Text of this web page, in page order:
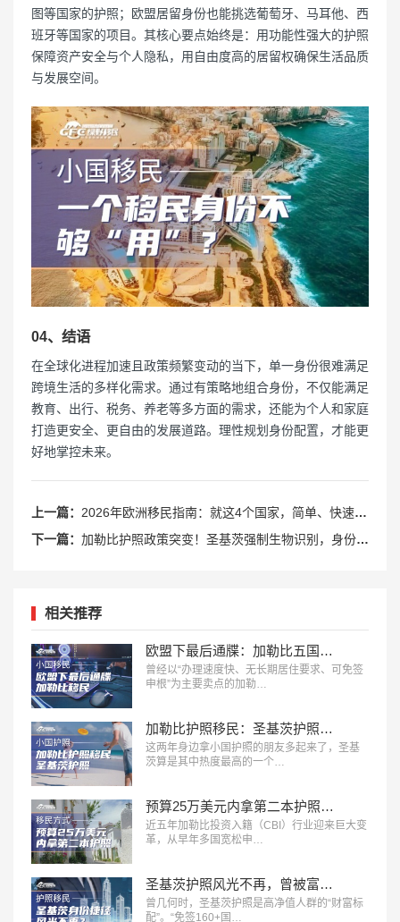
图等国家的护照；欧盟居留身份也能挑选葡萄牙、马耳他、西
班牙等国家的项目。其核心要点始终是：用功能性强大的护照
保障资产安全与个人隐私，用自由度高的居留权确保生活品质
与发展空间。
04、结语
在全球化进程加速且政策频繁变动的当下，单一身份很难满足
跨境生活的多样化需求。通过有策略地组合身份，不仅能满足
教育、出行、税务、养老等多方面的需求，还能为个人和家庭
打造更安全、更自由的发展道路。理性规划身份配置，才能更
好地掌控未来。
上一篇： 2026年欧洲移民指南：就这4个国家，简单、快速、省钱！
下一篇： 加勒比护照政策突变！圣基茨强制生物识别，身份规划进入新阶段
相关推荐
欧盟下最后通牒：加勒比五国投资入籍，2028年或迎终局？
曾经以“办理速度快、无长期居住要求、可免签
申根”为主要卖点的加勒…
加勒比护照移民：圣基茨护照最容易遇到的三个麻烦
这两年身边拿小国护照的朋友多起来了，圣基
茨算是其中热度最高的一个…
预算25万美元内拿第二本护照，加勒比五国身份怎么选？
近五年加勒比投资入籍（CBI）行业迎来巨大变
革，从早年多国宽松申…
圣基茨护照风光不再，曾被富豪追捧的“身份捷径”，已成全球监管重点
曾几何时，圣基茨护照是高净值人群的“财富标
配”。“免签160+国…